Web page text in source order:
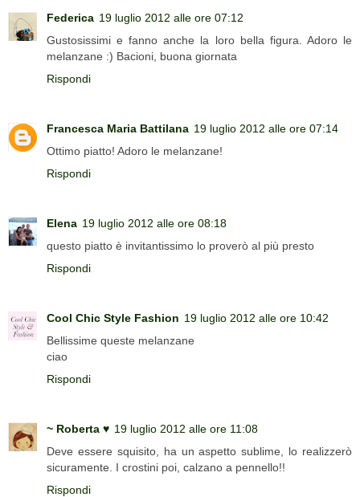
Federica 19 luglio 2012 alle ore 07:12
Gustosissimi e fanno anche la loro bella figura. Adoro le
melanzane :) Bacioni, buona giornata
Rispondi
Francesca Maria Battilana 19 luglio 2012 alle ore 07:14
Ottimo piatto! Adoro le melanzane!
Rispondi
Elena 19 luglio 2012 alle ore 08:18
questo piatto è invitantissimo lo proverò al più presto
Rispondi
Cool Chic Style Fashion 19 luglio 2012 alle ore 10:42
Bellissime queste melanzane
ciao
Rispondi
~ Roberta ♥ 19 luglio 2012 alle ore 11:08
Deve essere squisito, ha un aspetto sublime, lo realizzerò
sicuramente. I crostini poi, calzano a pennello!!
Rispondi